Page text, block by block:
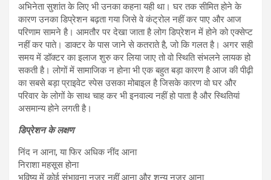
अभिनेता सुशांत के लिए भी उनका कहना यही था। घर तक सीमित होने के
कारण उनका डिप्रेशन बढ़ता गया जिसे वे कंट्रोल नहीं कर पाए और आज
परिणाम सामने है। आमतौर पर देखा जाता है लोग डिप्रेशन में होने को एक्सेप्ट
नहीं कर पाते। डाक्टर के पास जाने से कतराते है, जो कि गलत है। अगर सही
समय में डॉक्टर का इलाज शुरु कर लिया जाए तो वो स्थिति संभलने लायक हो
सकती है। लोगों में सामाजिक न होना भी एक बहुत बड़ा कारण है आज की पीढ़ी
का सबसे बड़ा प्राइवेट स्पेस उसका मोबाइल है जिसके कारण वो घर और
परिवार के लोगों के साथ चाह कर भी इनवाल्व नहीं हो पाता है और स्थितियां
असमान्य होने लगती है।
डिप्रेशन के लक्षण
निंद न आना, या फिर अधिक नींद आना
निराशा महसूस होना
भविष्य में कोई संभावना नजर नहीं आना और शून्य नजर आना